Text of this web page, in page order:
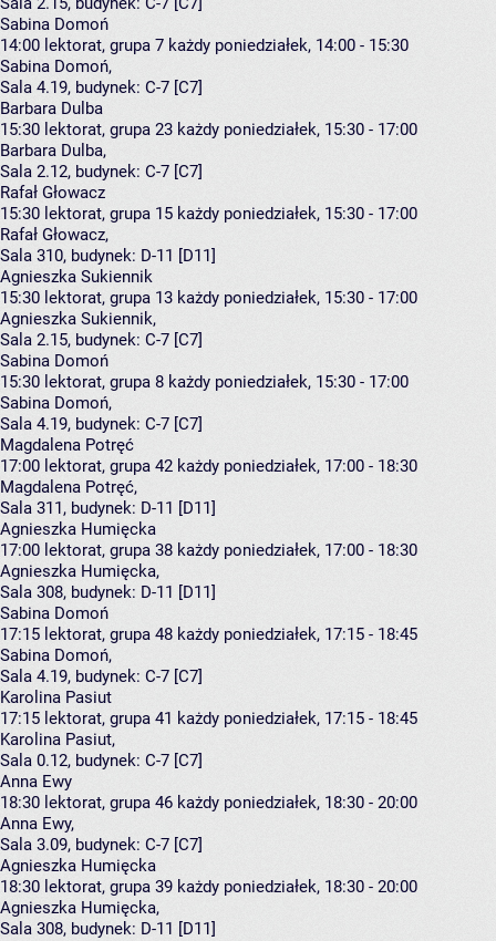
Sabina Domoń
14:00 lektorat, grupa 7 każdy poniedziałek, 14:00 - 15:30
Sabina Domoń,
Sala 4.19, budynek: C-7 [C7]
Barbara Dulba
15:30 lektorat, grupa 23 każdy poniedziałek, 15:30 - 17:00
Barbara Dulba,
Sala 2.12, budynek: C-7 [C7]
Rafał Głowacz
15:30 lektorat, grupa 15 każdy poniedziałek, 15:30 - 17:00
Rafał Głowacz,
Sala 310, budynek: D-11 [D11]
Agnieszka Sukiennik
15:30 lektorat, grupa 13 każdy poniedziałek, 15:30 - 17:00
Agnieszka Sukiennik,
Sala 2.15, budynek: C-7 [C7]
Sabina Domoń
15:30 lektorat, grupa 8 każdy poniedziałek, 15:30 - 17:00
Sabina Domoń,
Sala 4.19, budynek: C-7 [C7]
Magdalena Potręć
17:00 lektorat, grupa 42 każdy poniedziałek, 17:00 - 18:30
Magdalena Potręć,
Sala 311, budynek: D-11 [D11]
Agnieszka Humięcka
17:00 lektorat, grupa 38 każdy poniedziałek, 17:00 - 18:30
Agnieszka Humięcka,
Sala 308, budynek: D-11 [D11]
Sabina Domoń
17:15 lektorat, grupa 48 każdy poniedziałek, 17:15 - 18:45
Sabina Domoń,
Sala 4.19, budynek: C-7 [C7]
Karolina Pasiut
17:15 lektorat, grupa 41 każdy poniedziałek, 17:15 - 18:45
Karolina Pasiut,
Sala 0.12, budynek: C-7 [C7]
Anna Ewy
18:30 lektorat, grupa 46 każdy poniedziałek, 18:30 - 20:00
Anna Ewy,
Sala 3.09, budynek: C-7 [C7]
Agnieszka Humięcka
18:30 lektorat, grupa 39 każdy poniedziałek, 18:30 - 20:00
Agnieszka Humięcka,
Sala 308, budynek: D-11 [D11]